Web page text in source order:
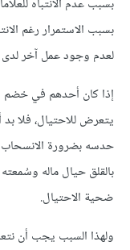
بسبب عدم الانتباه
بسبب الاستمرار رغم
لعدم وجود عمل آخر لدى
إذا كان أحدهم في خضم
يتعرض للاحتيال، فلا
حدسه بضرورة
بالقلق حيال ماله
ضحية الاحتيال.
ولهذا السبب يجب أن